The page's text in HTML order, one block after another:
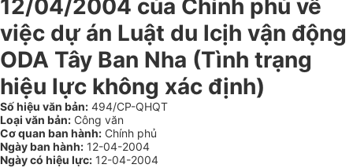
12/04/2004 của Chính phủ về
việc dự án Luật du lcịh vận động
ODA Tây Ban Nha (Tình trạng
hiệu lực không xác định)
Số hiệu văn bản: 494/CP-QHQT
Loại văn bản: Công văn
Cơ quan ban hành: Chính phủ
Ngày ban hành: 12-04-2004
Ngày có hiệu lực: 12-04-2004